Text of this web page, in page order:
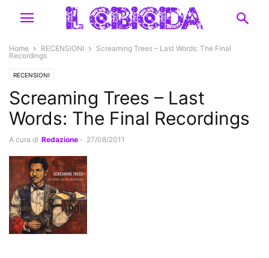
Home RECENSIONI
Screaming Trees – Last Words: The Final
Recordings
RECENSIONI
Screaming Trees – Last
Words: The Final Recordings
A cura di Redazione - 27/08/2011